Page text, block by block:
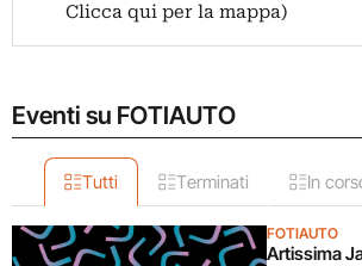
Clicca qui per la mappa)
Eventi su FOTIAUTO
Tutti Terminati In
FOTIAUTO
Artissima